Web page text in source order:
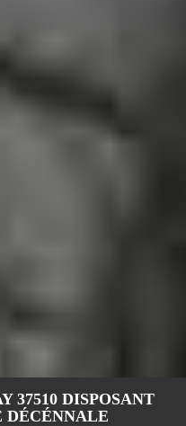
37510 DISPOSANT
DÉCÉNNALE